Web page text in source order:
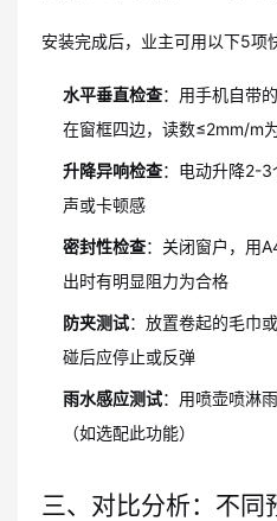
安装完成后，业主可用以下5项
水平垂直检查：用手机自带
在窗框四边，读数≤2mm/m
升降异响检查：电动升降2-
声或卡顿感
密封性检查：关闭窗户，用
出时有明显阻力为合格
防夹测试：放置卷起的毛巾
碰后应停止或反弹
雨水感应测试：用喷壶喷淋
（如选配此功能）
三、对比分析：不同